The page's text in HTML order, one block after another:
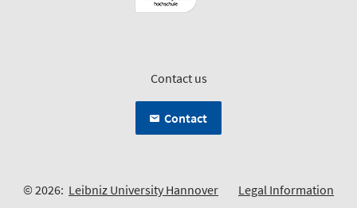
Contact us
Contact
© 2026: Leibniz University Hannover Legal Information